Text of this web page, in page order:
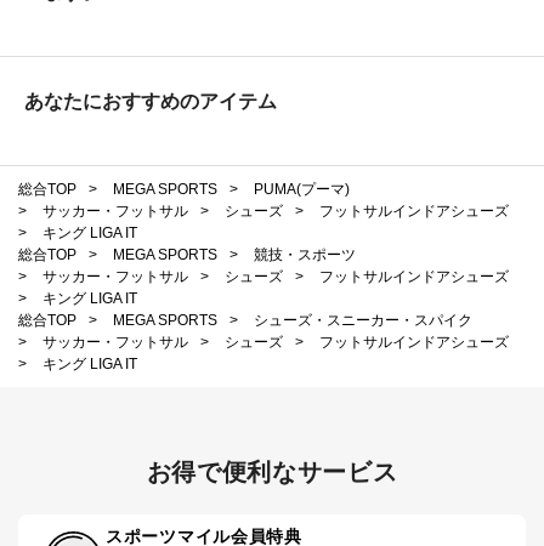
あなたにおすすめのアイテム
総合TOP > MEGA SPORTS >
PUMA(プーマ)
>
サッカー・フットサル > シューズ >
フットサルインドアシューズ
>
キング LIGA IT
総合TOP
> MEGA SPORTS >
競技・スポーツ
>
サッカー・フットサル > シューズ >
フットサルインドアシューズ
>
キング LIGA IT
総合TOP
> MEGA SPORTS >
シューズ・スニーカー・スパイク
>
サッカー・フットサル > シューズ >
フットサルインドアシューズ
>
キング LIGA IT
お得で便利なサービス
スポーツマイル会員特典